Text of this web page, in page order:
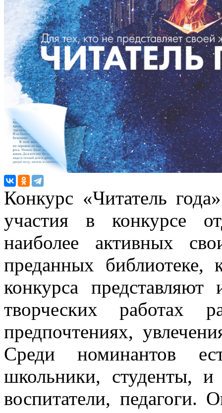
Конкурс «Читатель
участия в конкурсе
наиболее активных
преданных библиотеке,
конкурса
творческих работах
предпочтениях,
Среди номинантов
школьники, студенты,
воспитатели, педагоги.